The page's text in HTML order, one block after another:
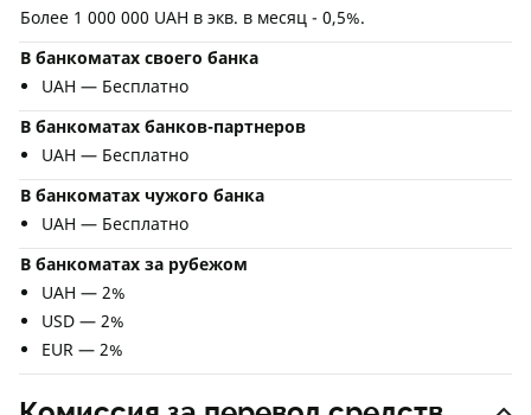
Более 1 000 000 UAH в экв. в месяц - 0,5%.
В банкоматах своего банка
UAH — Бесплатно
В банкоматах банков-партнеров
UAH — Бесплатно
В банкоматах чужого банка
UAH — Бесплатно
В банкоматах за рубежом
UAH — 2%
USD — 2%
EUR — 2%